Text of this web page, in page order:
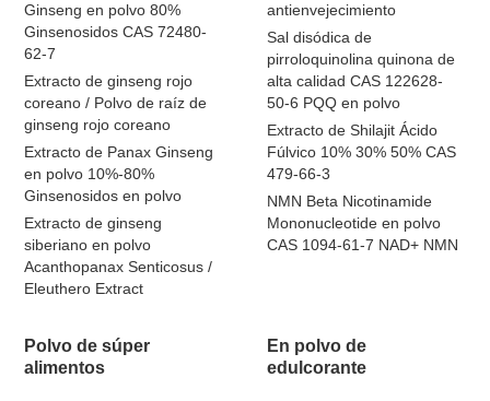
Ginseng en polvo 80%
Ginsenosidos CAS 72480-
62-7
Extracto de ginseng rojo
coreano / Polvo de raíz de
ginseng rojo coreano
Extracto de Panax Ginseng
en polvo 10%-80%
Ginsenosidos en polvo
Extracto de ginseng
siberiano en polvo
Acanthopanax Senticosus /
Eleuthero Extract
antienvejecimiento
Sal disódica de
pirroloquinolina quinona de
alta calidad CAS 122628-
50-6 PQQ en polvo
Extracto de Shilajit Ácido
Fúlvico 10% 30% 50% CAS
479-66-3
NMN Beta Nicotinamide
Mononucleotide en polvo
CAS 1094-61-7 NAD+ NMN
Polvo de súper
alimentos
En polvo de
edulcorante